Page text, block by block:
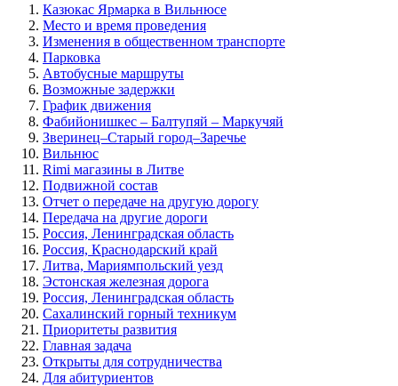
Казюкас Ярмарка в Вильнюсе
Место и время проведения
Изменения в общественном транспорте
Парковка
Автобусные маршруты
Возможные задержки
График движения
Фабийонишкес – Балтупяй – Маркучяй
Зверинец–Старый город–Заречье
Вильнюс
Rimi магазины в Литве
Подвижной состав
Отчет о передаче на другую дорогу
Передача на другие дороги
Россия, Ленинградская область
Россия, Краснодарский край
Литва, Мариямпольский уезд
Эстонская железная дорога
Россия, Ленинградская область
Сахалинский горный техникум
Приоритеты развития
Главная задача
Открыты для сотрудничества
Для абитуриентов